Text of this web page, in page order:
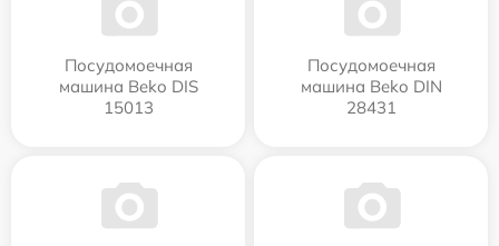
Посудомоечная
машина Beko DIS
15013
Посудомоечная
машина Beko DIN
28431